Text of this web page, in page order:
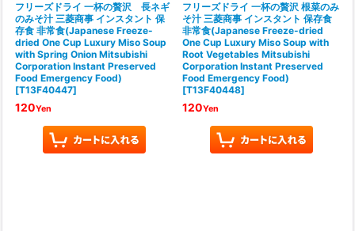
フリーズドライ 一杯の贅沢 長ネギ
のみそ汁 三菱商事 インスタント 保
存食 非常食(Japanese Freeze-
dried One Cup Luxury Miso Soup
with Spring Onion Mitsubishi
Corporation Instant Preserved
Food Emergency Food)
[T13F40447]
120Yen
フリーズドライ 一杯の贅沢 根菜のみ
そ汁 三菱商事 インスタント 保存食
非常食(Japanese Freeze-dried
One Cup Luxury Miso Soup with
Root Vegetables Mitsubishi
Corporation Instant Preserved
Food Emergency Food)
[T13F40448]
120Yen